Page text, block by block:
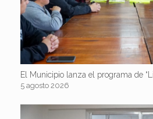
El Municipio lanza el programa de
5 agosto 2026